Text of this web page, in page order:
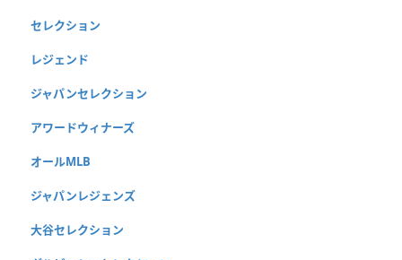
セレクション
レジェンド
ジャパンセレクション
アワードウィナーズ
オールMLB
ジャパンレジェンズ
大谷セレクション